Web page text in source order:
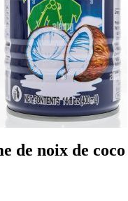
de noix de coco